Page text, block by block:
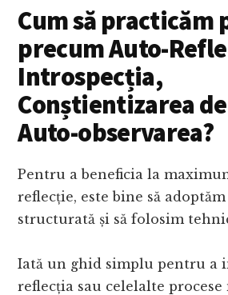
Cum să practicăm
precum Auto-
Introspecția,
Conștientizarea
Auto-observarea?
Pentru a beneficia la
reflecție, este bine să
structurată și să folosim
Iată un ghid simplu pentru a
reflecția sau celelalte